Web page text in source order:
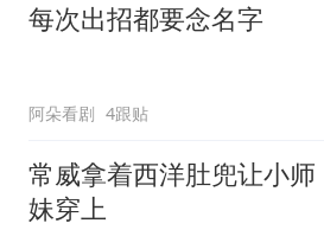
每次出招都要念名字
阿朵看剧 4跟贴
常威拿着西洋肚兜让小师
妹穿上